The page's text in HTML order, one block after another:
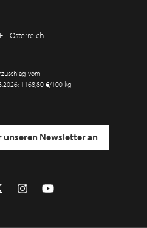
- Österreich
vom
1168,80 €/100 kg
unseren Newsletter an